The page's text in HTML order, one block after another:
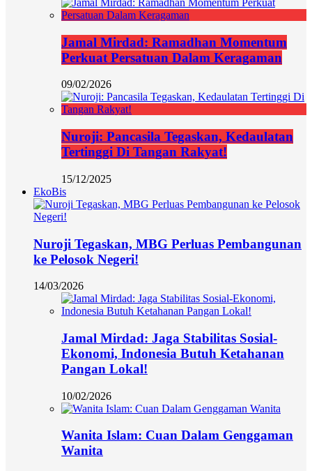
Jamal Mirdad: Ramadhan Momentum
Perkuat Persatuan Dalam Keragaman
09/02/2026
Nuroji: Pancasila Tegaskan, Kedaulatan
Tertinggi Di Tangan Rakyat!
15/12/2025
EkoBis
Nuroji Tegaskan, MBG Perluas Pembangunan
ke Pelosok Negeri!
14/03/2026
Jamal Mirdad: Jaga Stabilitas Sosial-
Ekonomi, Indonesia Butuh Ketahanan
Pangan Lokal!
10/02/2026
Wanita Islam: Cuan Dalam Genggaman
Wanita